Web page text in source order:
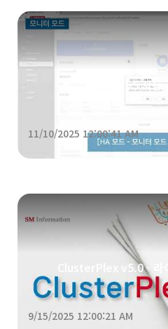
ClusterPlex v5 사용
11/10/2025 12:00:41 AM
ClusterPlex v5.0 - 라
9/15/2025 12:00:21 AM